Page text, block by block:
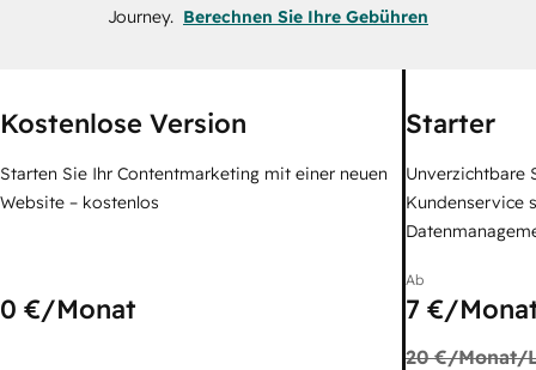
Journey. Berechnen Sie Ihre Gebühren
Kostenlose Version
Starten Sie Ihr Contentmarketing mit einer neuen
Website – kostenlos
0 €/Monat
Starter
Unverzichtbare
Kundenservice
Ab
7 €/
20 €/Monat/